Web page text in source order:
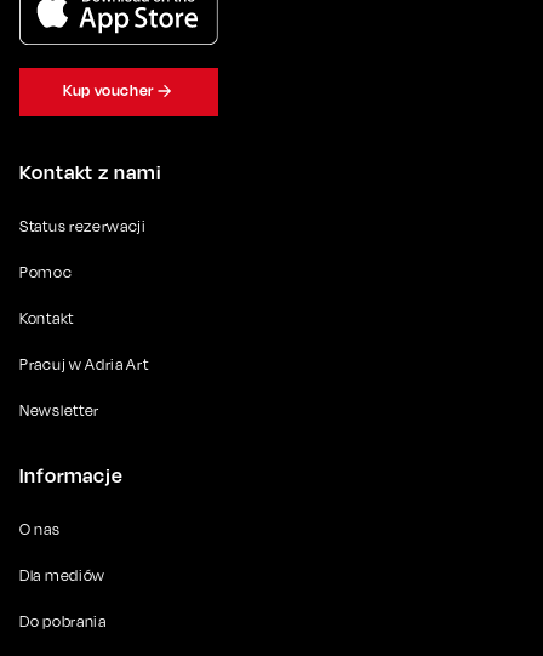
Kontakt z nami
Status rezerwacji
Pomoc
Kontakt
Pracuj w Adria Art
Newsletter
Informacje
O nas
Dla mediów
Do pobrania
Kup voucher